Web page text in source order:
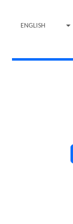
ENGLISH